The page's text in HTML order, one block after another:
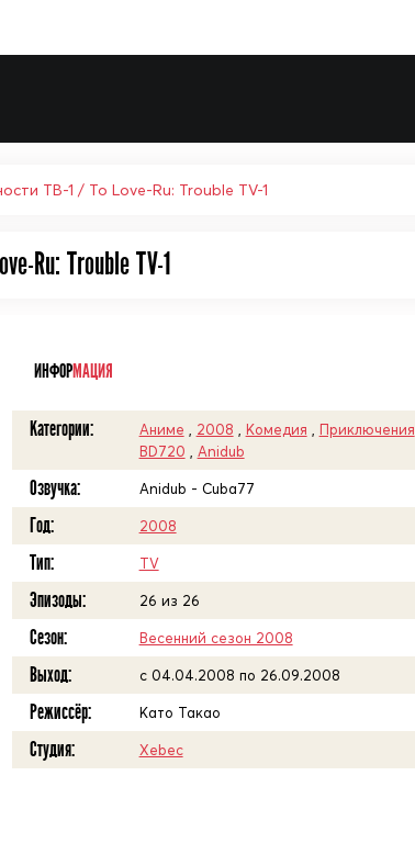
ТВ-1 / To Love-Ru: Trouble TV-1
Ru: Trouble TV-1
ИНФОРМАЦИЯ
Категории: Аниме 2008 Комедия Приключения
BD720
Anidub
Озвучка: Anidub - Cuba77
Год: 2008
Тип: TV
Эпизоды: 26 из 26
Сезон: Весенний сезон 2008
Выход: c 04.04.2008 по 26.09.2008
Режиссёр: Като Такао
Студия: Xebec